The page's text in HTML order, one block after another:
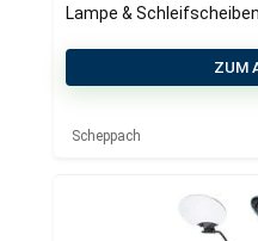
Lampe &
ZUM
Scheppach